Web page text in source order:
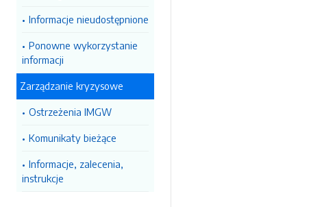
Informacje nieudostępnione
Ponowne wykorzystanie
informacji
Zarządzanie kryzysowe
Ostrzeżenia IMGW
Komunikaty bieżące
Informacje, zalecenia,
instrukcje